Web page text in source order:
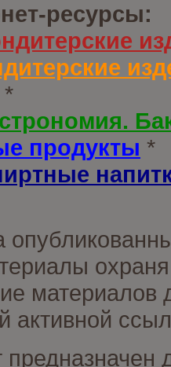
ресурсы:
*
продукты *
материалов
активной